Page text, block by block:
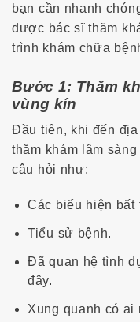
bạn cần nhanh
được bác sĩ thăm
trình khám chữa
Bước 1: Thăm
vùng kín
Đầu tiên, khi đến
thăm khám lâm
câu hỏi như:
Các biểu hiện bất
Tiểu sử bệnh.
Đã quan hệ tình
đây.
Xung quanh có ai